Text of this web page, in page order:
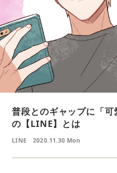
普段とのギャップに「
の【LINE】とは
LINE 2020.11.30 Mon